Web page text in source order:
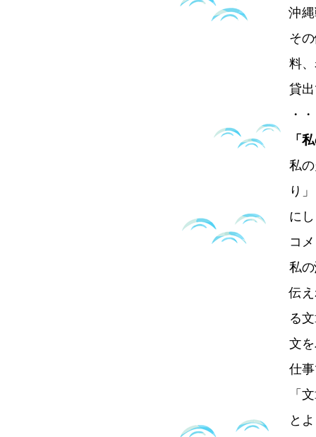
沖
そ
料
貸
・
私
り
に
コ
私
伝
る
文
仕
「
と